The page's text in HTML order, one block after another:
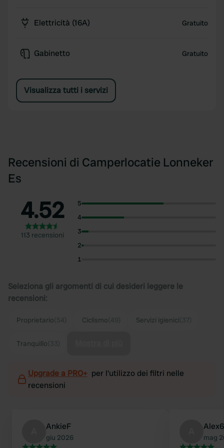
Elettricità (16A) Gratuito
Gabinetto Gratuito
Visualizza tutti i servizi
Recensioni di Camperlocatie Lonneker
Es
4.52
113 recensioni
5
4
3
2
1
Seleziona gli argomenti di cui desideri leggere le
recensioni:
Proprietario Ciclismo Servizi igienici
Tranquillo
Upgrade a PRO+ per l'utilizzo dei filtri nelle
recensioni
AnkieF
giu 2026 mag